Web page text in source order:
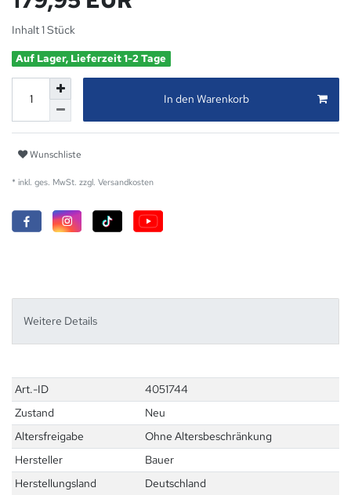
Inhalt1Stück
Auf Lager, Lieferzeit 1-2 Tage
In den Warenkorb
Wunschliste
* inkl. ges. MwSt. zzgl. Versandkosten
Weitere Details
Technisches
Merkmal
Wert
Art.-ID
4051744
Zustand
Neu
Altersfreigabe
Ohne Altersbeschränkung
Hersteller
Bauer
Herstellungsland
Deutschland